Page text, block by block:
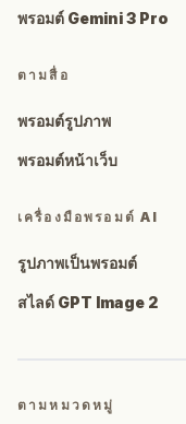
พรอมต์ Gemini 3 Pro
ตามสื่อ
พรอมต์รูปภาพ
พรอมต์หน้าเว็บ
เครื่องมือพรอมต์ AI
รูปภาพเป็นพรอมต์
สไลด์ GPT Image 2
ตามหมวดหมู่